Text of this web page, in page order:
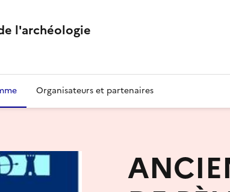
l'archéologie
Organisateurs et partenaires